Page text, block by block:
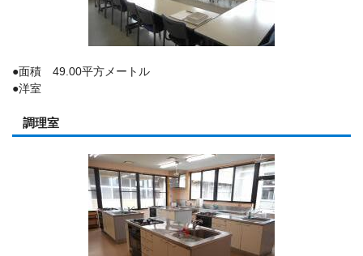
●面積 49.00平方メートル
●洋室
調理室